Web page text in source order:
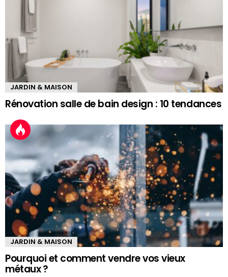
JARDIN & MAISON
Rénovation salle de bain design : 10 tendances
JARDIN & MAISON
Pourquoi et comment vendre vos vieux
métaux ?